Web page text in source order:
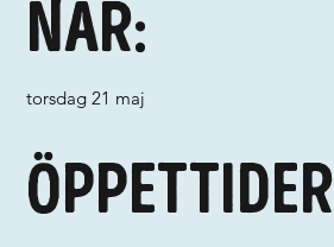
När:
torsdag 21 maj
Öppettider